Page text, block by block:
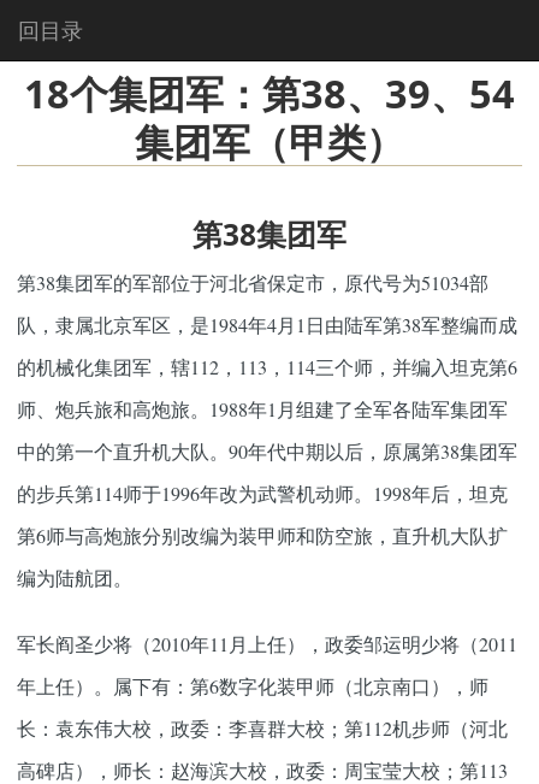
回目录
18个集团军：第38、39、54
集团军（甲类）
第38集团军
第38集团军的军部位于河北省保定市，原代号为51034部
队，隶属北京军区，是1984年4月1日由陆军第38军整编而成
的机械化集团军，辖112，113，114三个师，并编入坦克第6
师、炮兵旅和高炮旅。1988年1月组建了全军各陆军集团军
中的第一个直升机大队。90年代中期以后，原属第38集团军
的步兵第114师于1996年改为武警机动师。1998年后，坦克
第6师与高炮旅分别改编为装甲师和防空旅，直升机大队扩
编为陆航团。
军长阎圣少将（2010年11月上任），政委邹运明少将（2011
年上任）。属下有：第6数字化装甲师（北京南口），师
长：袁东伟大校，政委：李喜群大校；第112机步师（河北
高碑店），师长：赵海滨大校，政委：周宝莹大校；第113